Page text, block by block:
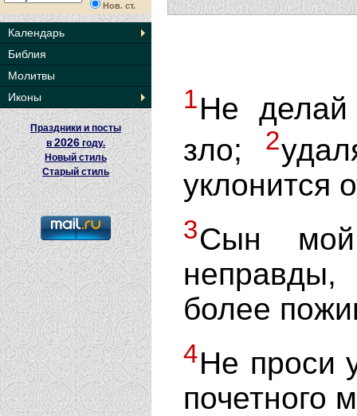
Нов. ст.
Календарь
Библия
Молитвы
Иконы
Праздники и посты
в2026 году.
Новый стиль
Старый стиль
1Не делай
зло;
2
уклонится
3Сын
более
4Не проси
почетного